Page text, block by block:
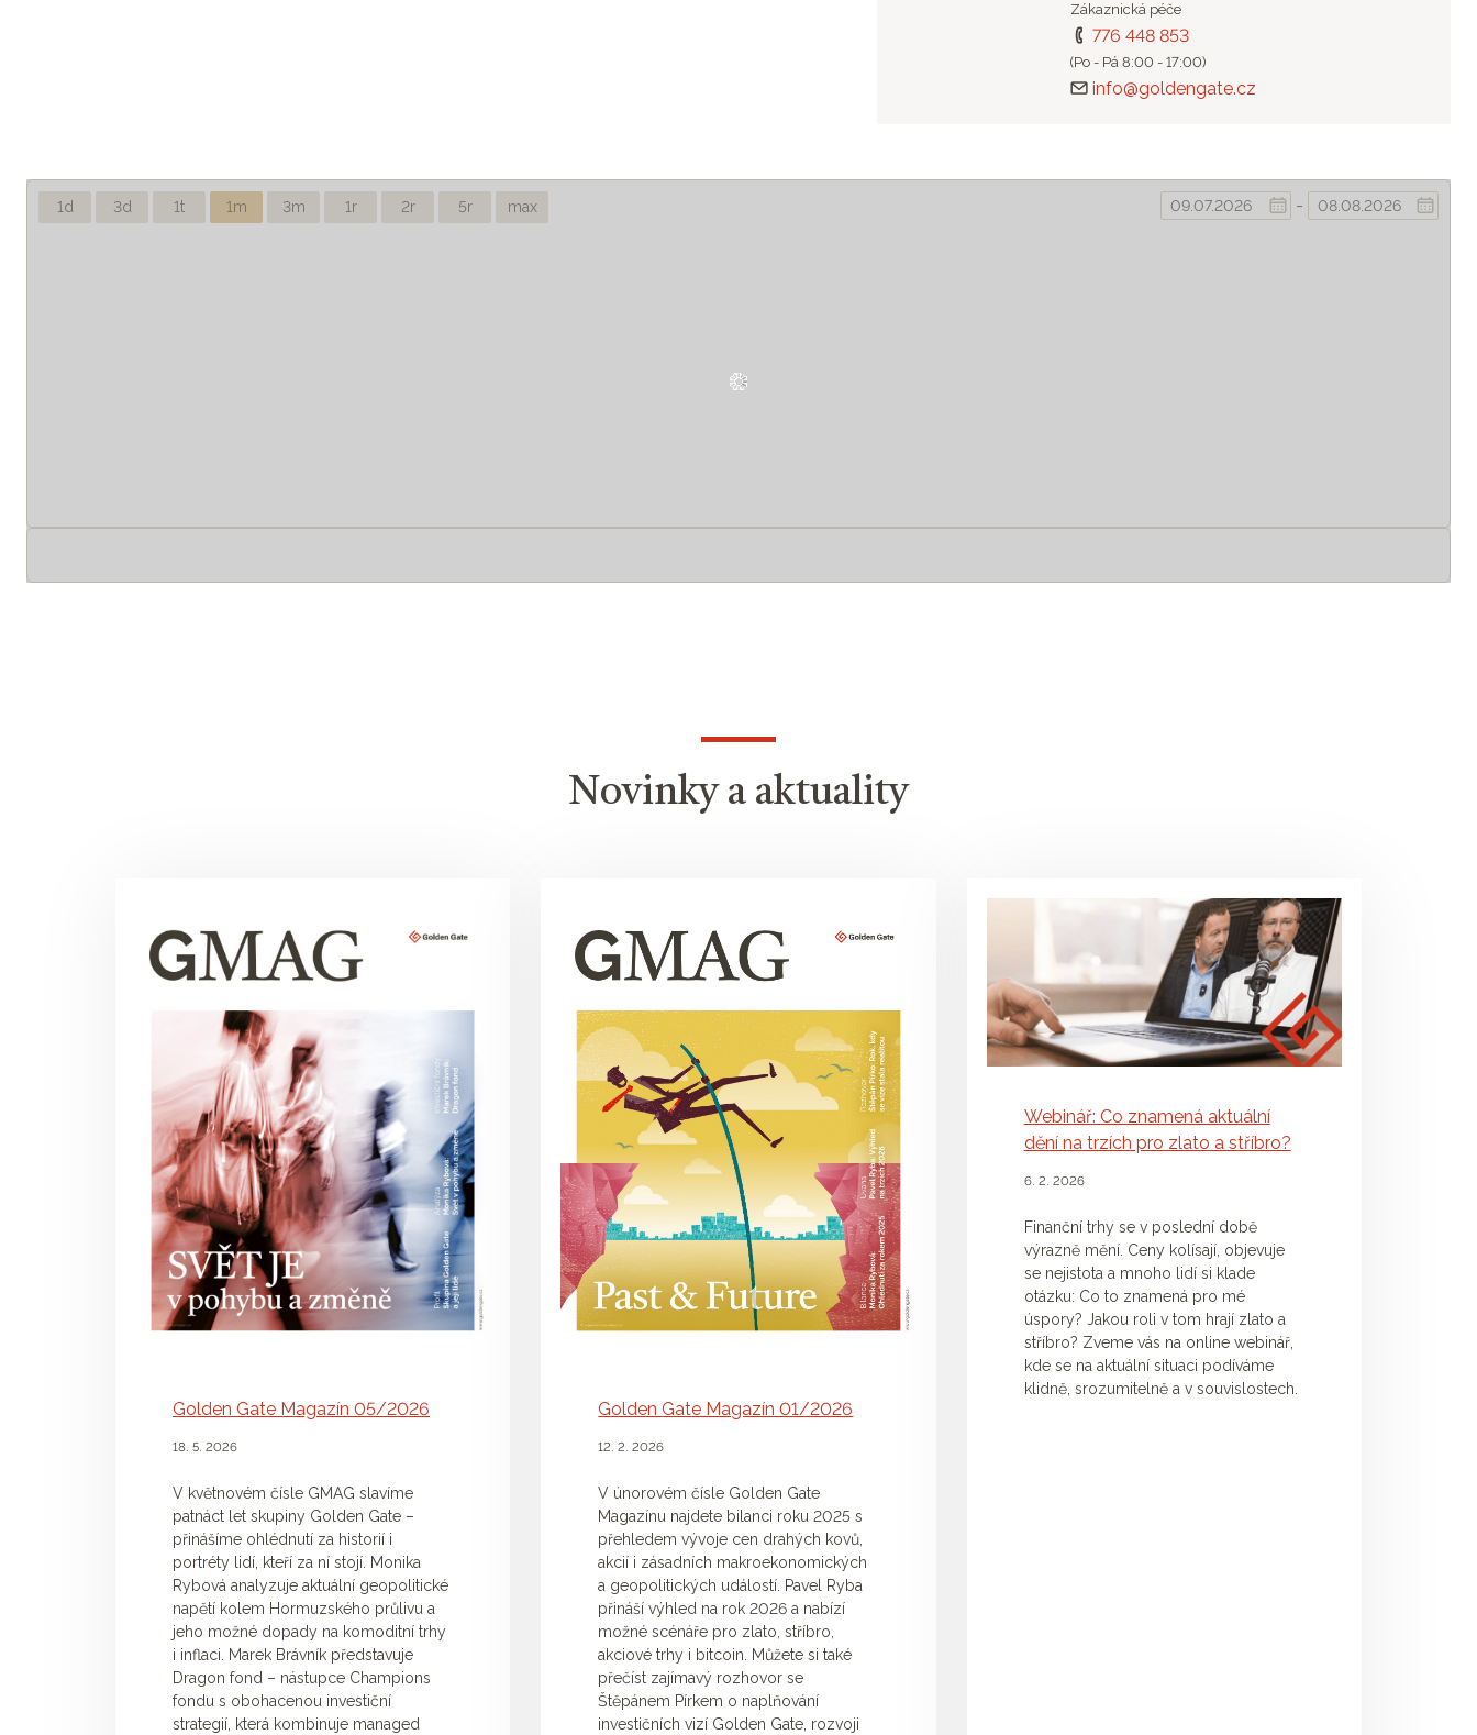
Zákaznická péče
776 448 853
(Po - Pá 8:00 - 17:00)
info@goldengate.cz
1d 3d 1t 1m 3m 1r 2r 5r max -
Novinky a aktuality
Golden Gate Magazín 05/2026
18. 5. 2026
V květnovém čísle GMAG slavíme
patnáct let skupiny Golden Gate –
přinášíme ohlédnutí za historií i
portréty lidí, kteří za ní stojí. Monika
Rybová analyzuje aktuální geopolitické
napětí kolem Hormuzského průlivu a
jeho možné dopady na komoditní trhy
i inflaci. Marek Brávník představuje
Dragon fond – nástupce Champions
fondu s obohacenou investiční
strategií, která kombinuje managed
Golden Gate Magazín 01/2026
12. 2. 2026
V únorovém čísle Golden Gate
Magazínu najdete bilanci roku 2025 s
přehledem vývoje cen drahých kovů,
akcií i zásadních makroekonomických
a geopolitických událostí. Pavel Ryba
přináší výhled na rok 2026 a nabízí
možné scénáře pro zlato, stříbro,
akciové trhy i bitcoin. Můžete si také
přečíst zajímavý rozhovor se
Štěpánem Pírkem o naplňování
investičních vizí Golden Gate, rozvoji
Webinář: Co znamená aktuální
dění na trzích pro zlato a stříbro?
6. 2. 2026
Finanční trhy se v poslední době
výrazně mění. Ceny kolísají, objevuje
se nejistota a mnoho lidí si klade
otázku: Co to znamená pro mé
úspory? Jakou roli v tom hrají zlato a
stříbro? Zveme vás na online webinář,
kde se na aktuální situaci podíváme
klidně, srozumitelně a v souvislostech.